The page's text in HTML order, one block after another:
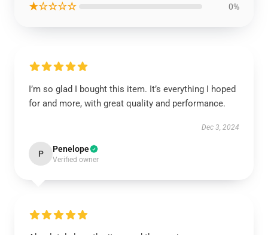
★☆☆☆☆ 0%
I’m so glad I bought this item. It’s everything I hoped
for and more, with great quality and performance.
Dec 3, 2024
P Penelope
Verified owner